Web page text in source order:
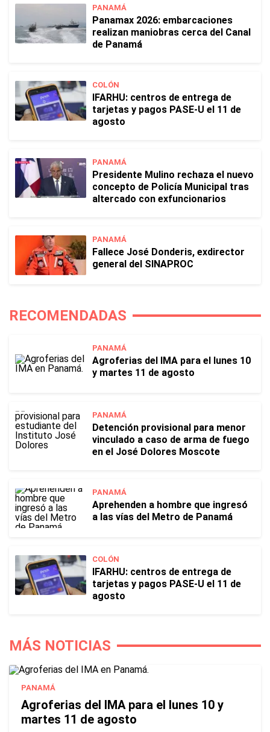
PANAMÁ
Panamax 2026: embarcaciones
realizan maniobras cerca del Canal
de Panamá
COLÓN
IFARHU: centros de entrega de
tarjetas y pagos PASE-U el 11 de
agosto
PANAMÁ
Presidente Mulino rechaza el nuevo
concepto de Policía Municipal tras
altercado con exfuncionarios
PANAMÁ
Fallece José Donderis, exdirector
general del SINAPROC
RECOMENDADAS
PANAMÁ
Agroferias del IMA para el lunes 10
y martes 11 de agosto
PANAMÁ
Detención provisional para menor
vinculado a caso de arma de fuego
en el José Dolores Moscote
PANAMÁ
Aprehenden a hombre que ingresó
a las vías del Metro de Panamá
COLÓN
IFARHU: centros de entrega de
tarjetas y pagos PASE-U el 11 de
agosto
MÁS NOTICIAS
PANAMÁ
Agroferias del IMA para el lunes 10 y
martes 11 de agosto